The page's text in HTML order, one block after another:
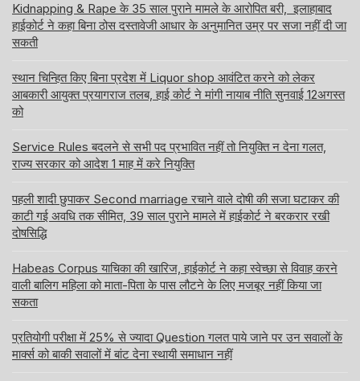
Kidnapping & Rape के 35 साल पुराने मामले के आरोपित बरी, इलाहाबाद
हाईकोर्ट ने कहा बिना ठोस दस्तावेजी आधार के अनुमानित उम्र पर सजा नहीं दी जा
सकती
स्थान चिन्हित किए बिना प्रदेश में Liquor shop आवंटित करने को लेकर
आबकारी आयुक्त प्रयागराज तलब, हाई कोर्ट ने मांगी नायाब नीति सुनवाई 12अगस्त
को
Service Rules बदलने से सभी पद प्रभावित नहीं तो नियुक्ति न देना गलत,
राज्य सरकार को आदेश 1 माह में करे नियुक्ति
पहली शादी छुपाकर Second marriage रचाने वाले दोषी की सजा घटाकर की
काटी गई अवधि तक सीमित, 39 साल पुराने मामले में हाईकोर्ट ने बरकरार रखी
दोषसिद्धि
Habeas Corpus याचिका की खारिज, हाईकोर्ट ने कहा स्वेच्छा से विवाह करने
वाली बालिग महिला को माता-पिता के पास लौटने के लिए मजबूर नहीं किया जा
सकता
प्रतियोगी परीक्षा में 25% से ज्यादा Question गलत पाये जाने पर उन सवालों के
मार्क्स को बाकी सवालों में बांट देना स्थायी समाधान नहीं